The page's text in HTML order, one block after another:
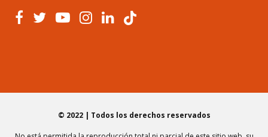
© 2022 | Todos los derechos reservados